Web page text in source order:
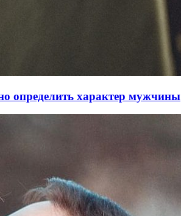
определить характер мужчины